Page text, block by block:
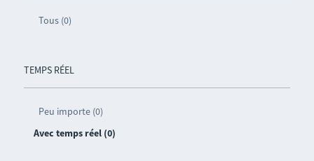
Tous (0)
TEMPS RÉEL
Peu importe (0)
Avec temps réel (0)